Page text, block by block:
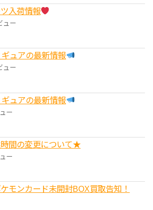
入荷情報
ュー
ギュアの最新情報
ュー
ギュアの最新情報
ー
間の変更について★
ー
モンカード未開封BOX買取告知！